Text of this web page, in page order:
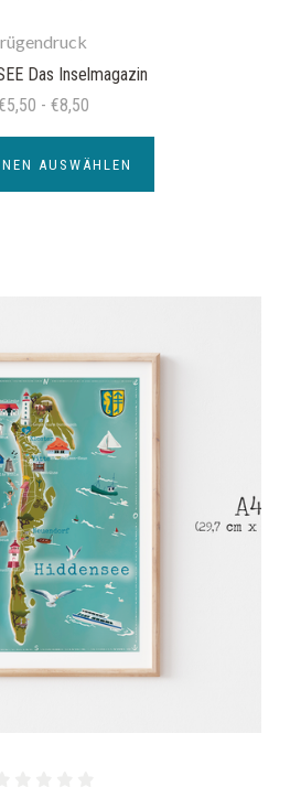
rügendruck
Das Inselmagazin
- €8,50
AUSWÄHLEN